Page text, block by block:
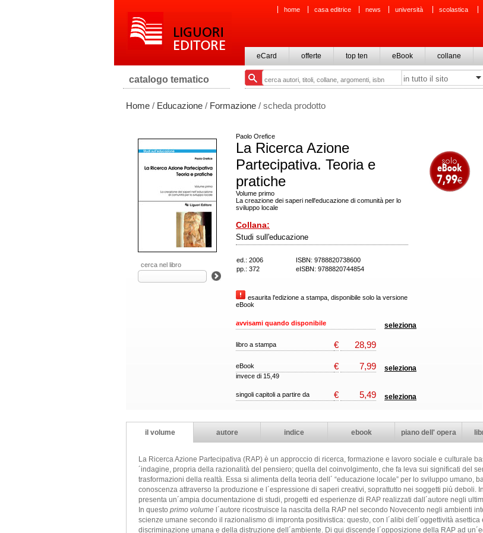
home casa editrice news università scolastica
eCard offerte top ten eBook collane
catalogo tematico
Home / Educazione / Formazione / scheda prodotto
cerca nel libro
Paolo Orefice
La Ricerca Azione
Partecipativa. Teoria e
pratiche
Volume primo
La creazione dei saperi nell'educazione di comunità per lo
sviluppo locale
Collana:
Studi sull'educazione
ed.: 2006
ISBN: 9788820738600
pp.: 372
eISBN: 9788820744854
esaurita l'edizione a stampa, disponibile solo la versione
eBook
avvisami quando disponibile seleziona
libro a stampa € 28,99
eBook € 7,99 seleziona
invece di 15,49
singoli capitoli a partire da € 5,49 seleziona
il volume autore indice ebook piano dell' opera
La Ricerca Azione Partecipativa (RAP) è un approccio di ricerca, formazione e lavoro sociale e culturale
´indagine, propria della razionalità del pensiero; quella del coinvolgimento, che fa leva sui significati del
trasformazioni della realtà. Essa si alimenta della teoria dell´ “educazione locale” per lo sviluppo umano,
conoscenza attraverso la produzione e l´espressione di saperi creativi, soprattutto nei soggetti più deboli.
presenta un´ampia documentazione di studi, progetti ed esperienze di RAP realizzati dall´autore negli
In questo primo volume l´autore ricostruisce la nascita della RAP nel secondo Novecento negli ambienti
scienze umane secondo il razionalismo di impronta positivistica: questo, con l´alibi dell´oggettività
discriminazione umana e della distruzione dell´ambiente. Di qui discende l´opposizione della RAP ad